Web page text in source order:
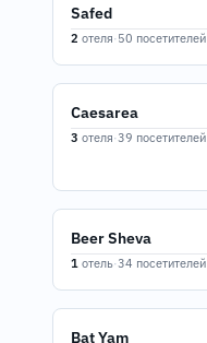
Safed
2 отеля·50 посетителей
Caesarea
3 отеля·39 посетителей
Beer Sheva
1 отель·34 посетителей
Bat Yam